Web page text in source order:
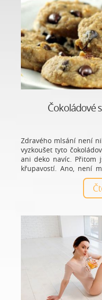
Čokoládové
Zdravého mlsání není
vyzkoušet tyto
ani deko navíc. Přitom
křupavostí. Ano, není
stály za hřích, ale tyto